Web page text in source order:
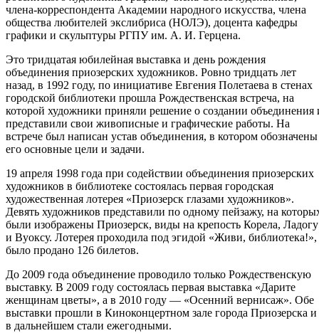
члена-корреспондента Академии народного искусства, члена
общества любителей экслибриса (НОЛЭ), доцента кафедры
графики и скульптуры РГПУ им. А. И. Герцена.
Это тридцатая юбилейная выставка и день рождения
объединения приозерских художников. Ровно тридцать лет
назад, в 1992 году, по инициативе Евгения Полетаева в стенах
городской библиотеки прошла Рождественская встреча, на
которой художники приняли решение о создании объединения
представили свои живописные и графические работы. На
встрече был написан устав объединения, в котором обозначены
его основные цели и задачи.
19 апреля 1998 года при содействии объединения приозерских
художников в библиотеке состоялась первая городская
художественная лотерея «Приозерск глазами художников».
Девять художников представили по одному пейзажу, на
были изображены Приозерск, виды на крепость Корела, Ладогу
и Вуоксу. Лотерея проходила под эгидой «Живи, библиотека!»,
было продано 126 билетов.
До 2009 года объединение проводило только Рождественскую
выставку. В 2009 году состоялась первая выставка «Дарите
женщинам цветы», а в 2010 году — «Осенний вернисаж». Обе
выставки прошли в Киноконцертном зале города Приозерска и
в дальнейшем стали ежегодными.